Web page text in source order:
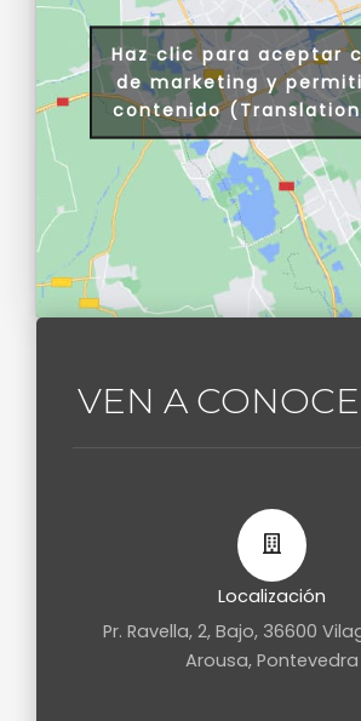
VEN A
Localización
Pr. Ravella, 2, Bajo, 36600
Arousa, Pontevedra
Haz clic para aceptar
de marketing y
contenido